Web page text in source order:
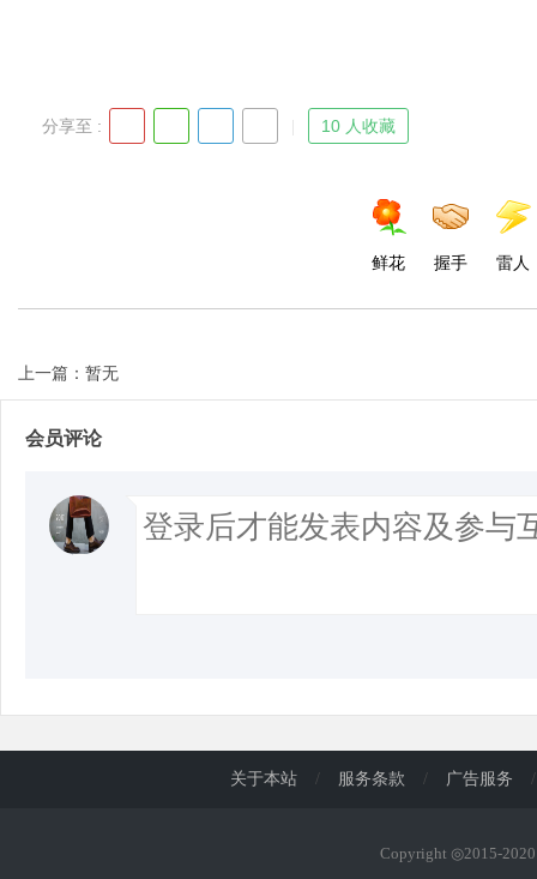
分享至 : 10 人收藏
鲜花 握手 雷人
上一篇：暂无
会员评论
关于本站 / 服务条款 / 广告服务 /
Copyright ◎2015-